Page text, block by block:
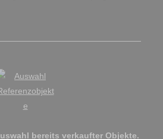
bereits verkaufter Objekte.